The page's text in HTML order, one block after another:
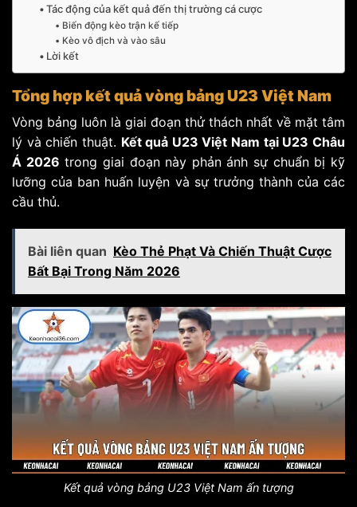
Tác động của kết quả đến thị trường cá cược
Biến động kèo trận kế tiếp
Kèo vô địch và vào sâu
Lời kết
Tổng hợp kết quả vòng bảng U23 Việt Nam
Vòng bảng luôn là giai đoạn thử thách nhất về mặt tâm
lý và chiến thuật. Kết quả U23 Việt Nam tại U23 Châu
Á 2026 trong giai đoạn này phản ánh sự chuẩn bị kỹ
lưỡng của ban huấn luyện và sự trưởng thành của các
cầu thủ.
Bài liên quan Kèo Thẻ Phạt Và Chiến Thuật Cược
Bất Bại Trong Năm 2026
Kết quả vòng bảng U23 Việt Nam ấn tượng